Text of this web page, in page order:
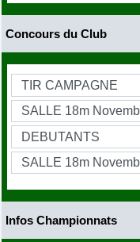
Concours du Club
Infos Championnats